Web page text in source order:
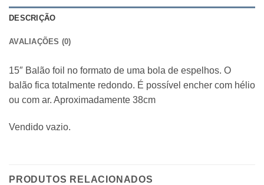
DESCRIÇÃO
AVALIAÇÕES (0)
15″ Balão foil no formato de uma bola de espelhos. O
balão fica totalmente redondo. É possível encher com hélio
ou com ar. Aproximadamente 38cm
Vendido vazio.
PRODUTOS RELACIONADOS